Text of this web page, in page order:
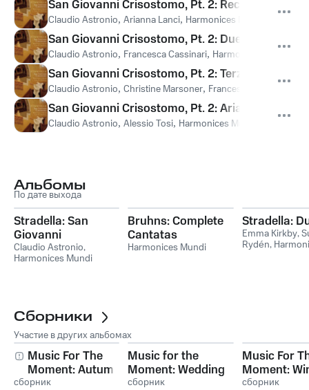
San Giovanni Crisostomo, Pt. 2: Recitativo.
Claudio Astronio, Arianna Lanci, Harmonices Mundi
San Giovanni Crisostomo, Pt. 2: Duetto.
Claudio Astronio, Francesca Cassinari, Harmonices Mundi
San Giovanni Crisostomo, Pt. 2: Terzetto. "Al
Claudio Astronio, Christine Marsoner, Francesca Cassinari
San Giovanni Crisostomo, Pt. 2: Aria.
Claudio Astronio, Alessio Tosi, Harmonices Mundi
Альбомы
По дате выхода
Stradella: San
Giovanni
Crisostomo
Claudio Astronio,
Harmonices Mundi
Bruhns: Complete
Cantatas
Harmonices Mundi
Stradella:
Emma Kirkby,
Rydén,
Сборники
Участие в других альбомах
Music For The
Moment: Autumn
сборник
Music for the
Moment: Wedding
сборник
Music For
Moment:
сборник